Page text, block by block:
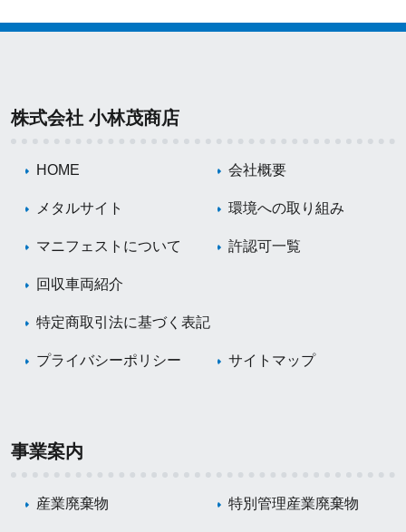
株式会社 小林茂商店
HOME 会社概要
メタルサイト 環境への取り組み
マニフェストについて 許認可一覧
回収車両紹介
特定商取引法に基づく表記
プライバシーポリシー サイトマップ
事業案内
産業廃棄物 特別管理産業廃棄物